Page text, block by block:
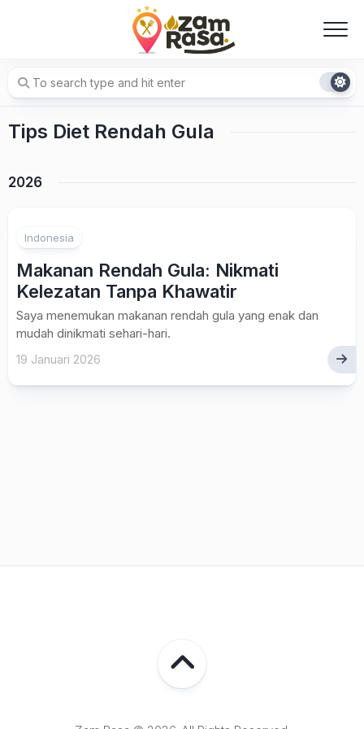
Tips Diet Rendah Gula
2026
Indonesia
Makanan Rendah Gula: Nikmati
Kelezatan Tanpa Khawatir
Saya menemukan makanan rendah gula yang enak dan
mudah dinikmati sehari-hari.
19 Januari 2026